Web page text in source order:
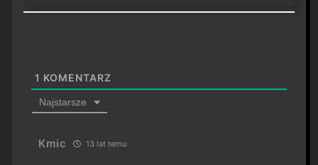
1 KOMENTARZ
Najstarsze
Kmic 13 lat temu